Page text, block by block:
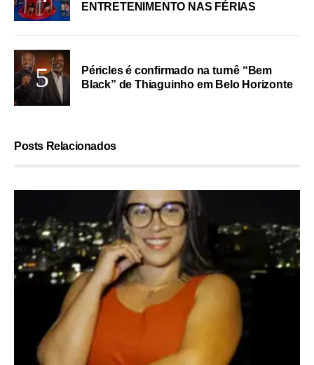
ENTRETENIMENTO NAS FÉRIAS
Péricles é confirmado na turnê “Bem
Black” de Thiaguinho em Belo Horizonte
Posts Relacionados